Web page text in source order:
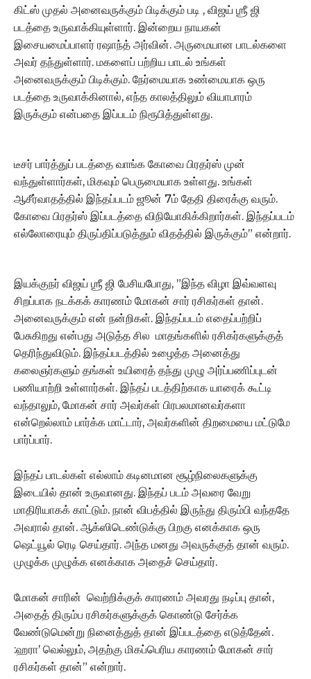
கிட்ஸ் முதல் அனைவருக்கும் பிடிக்கும் படி , விஜய் ஶ்ரீ ஜி
படத்தை உருவாக்கியுள்ளார். இன்றைய நாயகன்
இசையமைப்பாளர் ரஷாந்த் அர்வின். அருமையான பாடல்களை
அவர் தந்துள்ளார். மகளைப் பற்றிய பாடல் உங்கள்
அனைவருக்கும் பிடிக்கும். நேர்மையாக உண்மையாக ஒரு
படத்தை உருவாக்கினால், எந்த காலத்திலும் வியாபாரம்
இருக்கும் என்பதை இப்படம் நிரூபித்துள்ளது.
டீசர் பார்த்துப் படத்தை வாங்க கோவை பிரதர்ஸ் முன்
வந்துள்ளார்கள், மிகவும் பெருமையாக உள்ளது. உங்கள்
ஆசீர்வாதத்தில் இந்தப்படம் ஜூன் 7ம் தேதி திரைக்கு வரும்.
கோவை பிரதர்ஸ் இப்படத்தை விநியோகிக்கிறார்கள். இந்தப்படம்
எல்லோரையும் திருப்திப்படுத்தும் விதத்தில் இருக்கும்” என்றார்.
இயக்குநர் விஜய் ஶ்ரீ ஜி பேசியபோது, ”இந்த விழா இவ்வளவு
சிறப்பாக நடக்கக் காரணம் மோகன் சார் ரசிகர்கள் தான்.
அனைவருக்கும் என் நன்றிகள். இந்தப்படம் எதைப்பற்றிப்
பேசுகிறது என்பது அடுத்த சில மாதங்களில் ரசிகர்களுக்குத்
தெரிந்துவிடும். இந்தப்படத்தில் உழைத்த அனைத்து
கலைஞர்களும் தங்கள் உயிரைத் தந்து முழு அர்ப்பணிப்புடன்
பணியாற்றி உள்ளார்கள். இந்தப் படத்திற்காக யாரைக் கூட்டி
வந்தாலும், மோகன் சார் அவர்கள் பிரபலமானவர்களா
என்றெல்லாம் பார்க்க மாட்டார், அவர்களின் திறமையை மட்டுமே
பார்ப்பார்.
இந்தப் பாடல்கள் எல்லாம் கடினமான சூழ்நிலைகளுக்கு
இடையில் தான் உருவானது. இந்தப் படம் அவரை வேறு
மாதிரியாகக் காட்டும். நான் விபத்தில் இருந்து திரும்பி வந்ததே
அவரால் தான். ஆக்ஸிடெண்டுக்கு பிறகு எனக்காக ஒரு
ஷெட்யூல் ரெடி செய்தார். அந்த மனது அவருக்குத் தான் வரும்.
முழுக்க முழுக்க எனக்காக அதைச் செய்தார்.
மோகன் சாரின் வெற்றிக்குக் காரணம் அவரது நடிப்பு தான்,
அதைத் திரும்ப ரசிகர்களுக்குக் கொண்டு சேர்க்க
வேண்டுமென்று நினைத்துத் தான் இப்படத்தை எடுத்தேன்.
:ஹரா’ வெல்லும், அதற்கு மிகப்பெரிய காரணம் மோகன் சார்
ரசிகர்கள் தான்” என்றார்.